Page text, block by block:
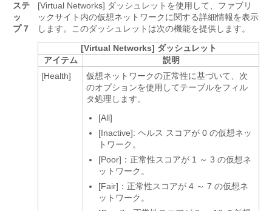
ステ
ッ
プ 7
[Virtual Networks] ダッシュレットを使用して、ファブリ
ックサイト内の仮想ネットワークに関する詳細情報を表示
します。
このダッシュレットは次の機能を提供します。
[Virtual Networks] ダッシュレット
アイテム
説明
[Health]
仮想ネットワークの正常性に基づいて、次
のオプションを使用してテーブルをフィル
タ処理します。
[All]
[Inactive]: ヘルス スコアが 0 の仮想ネッ
トワーク。
[Poor]：正常性スコアが 1 ～ 3 の仮想ネ
ットワーク。
[Fair]：正常性スコアが 4 ～ 7 の仮想ネ
ットワーク。